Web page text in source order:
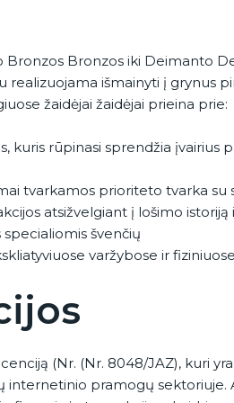
Bronzos iki Deimanto
išmainyti į grynus
žaidėjai žaidėjai prieina prie:
kuris rūpinasi sprendžia
tvarkamos prioriteto tvarka su
atsižvelgiant į lošimo
švenčių
varžybose ir
(Nr. (Nr. 8048/JAZ), kuri
pramogų sektoriuje.